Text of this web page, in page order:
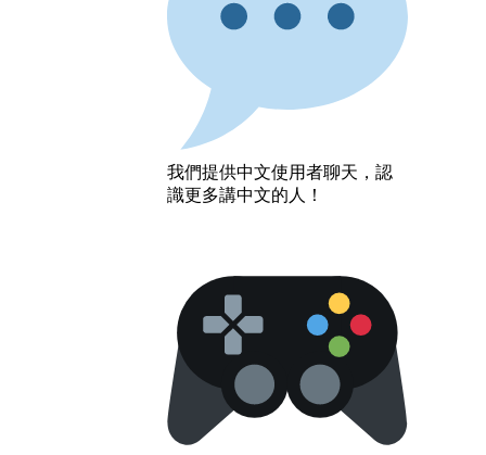
我們提供中文使用者聊天，認
識更多講中文的人！